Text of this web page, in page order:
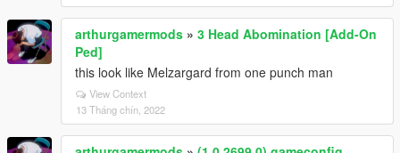
arthurgamermods » 3 Head Abomination [Add-On
Ped]
this look like Melzargard from one punch man
View Context
13 Tháng chín, 2022